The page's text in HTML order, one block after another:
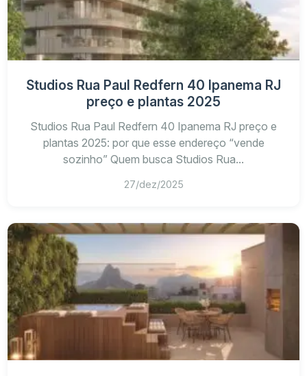
Studios Rua Paul Redfern 40 Ipanema RJ
preço e plantas 2025
Studios Rua Paul Redfern 40 Ipanema RJ preço e
plantas 2025: por que esse endereço “vende
sozinho” Quem busca Studios Rua...
27/dez/2025